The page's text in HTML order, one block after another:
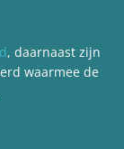
, daarnaast zijn
waarmee de